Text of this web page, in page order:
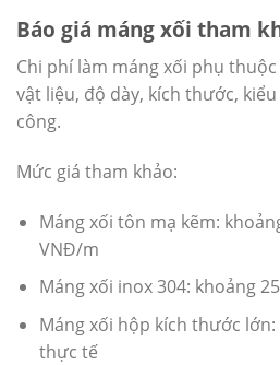
Báo giá máng xối tham
Chi phí làm máng xối phụ
vật liệu, độ dày, kích thước,
công.
Mức giá tham khảo:
Máng xối tôn mạ kẽm:
VNĐ/m
Máng xối inox 304: khoảng
Máng xối hộp kích thước
thực tế